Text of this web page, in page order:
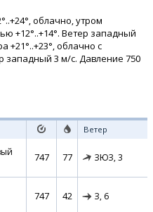
облачно, утром
+12°..+14°. Ветер западный
+21°..+23°, облачно с
западный 3 м/с. Давление 750
Ветер
747 77 ЗЮЗ, 3
747 42 З, 6